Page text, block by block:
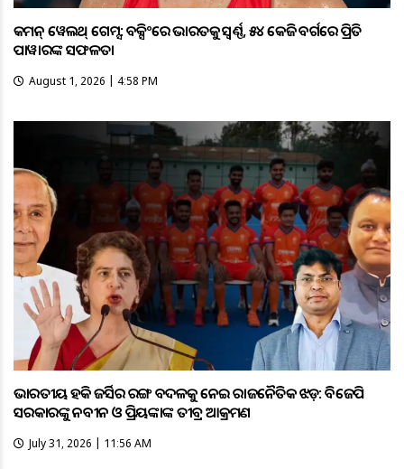
କମନ୍ ୱେଲଥ୍ ଗେମ୍ସ: ବକ୍ସିଂରେ ଭାରତକୁ ସ୍ବର୍ଣ୍ଣ, ୫୪ କେଜି ବର୍ଗରେ ପ୍ରିତି
ପାୱାରଙ୍କ ସଫଳତା
August 1, 2026 | 4:58 PM
ଭାରତୀୟ ହକି ଜର୍ସିର ରଙ୍ଗ ବଦଳକୁ ନେଇ ରାଜନୈତିକ ଝଡ଼: ବିଜେପି
ସରକାରଙ୍କୁ ନବୀନ ଓ ପ୍ରିୟଙ୍କାଙ୍କ ତୀବ୍ର ଆକ୍ରମଣ
July 31, 2026 | 11:56 AM